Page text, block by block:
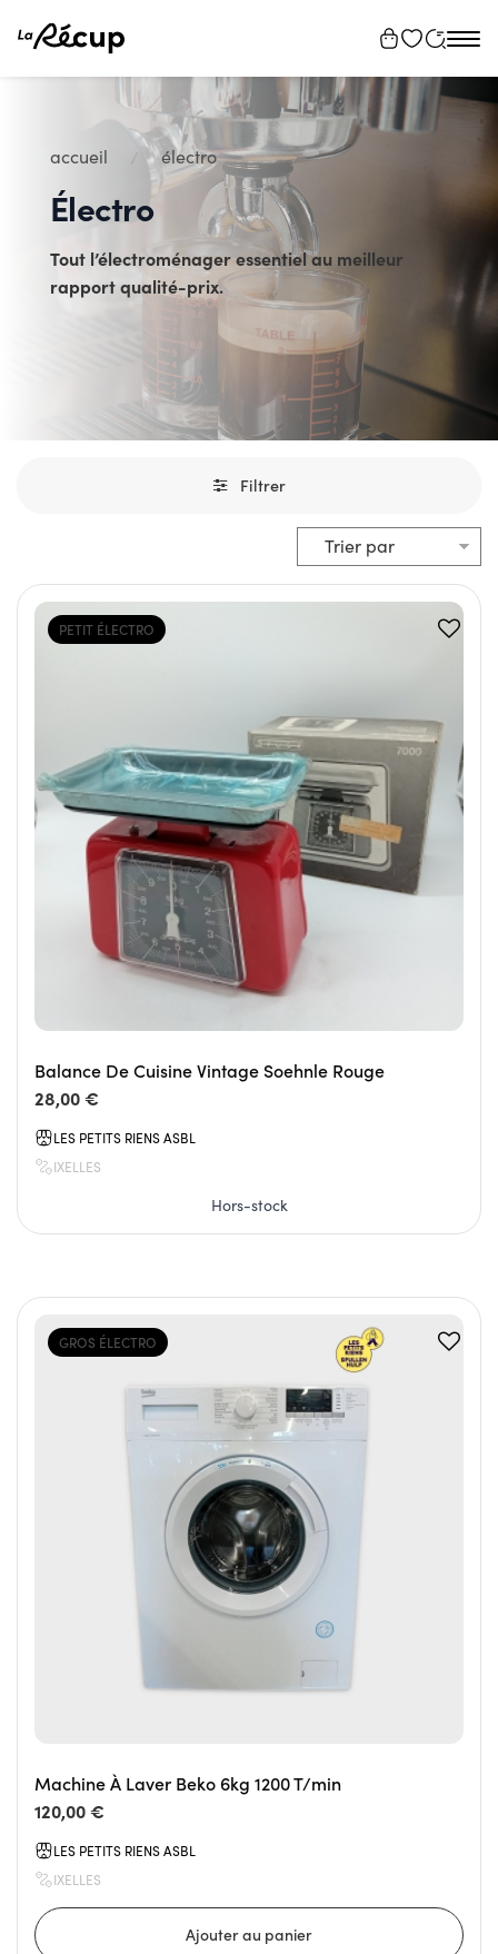
accueil électro
Électro
Tout l’électroménager essentiel au meilleur
rapport qualité-prix.
Filtrer
PETIT ÉLECTRO
Balance De Cuisine Vintage Soehnle Rouge
28,00 €
LES PETITS RIENS ASBL
IXELLES
Hors-stock
GROS ÉLECTRO
Machine À Laver Beko 6kg 1200 T/min
120,00 €
LES PETITS RIENS ASBL
IXELLES